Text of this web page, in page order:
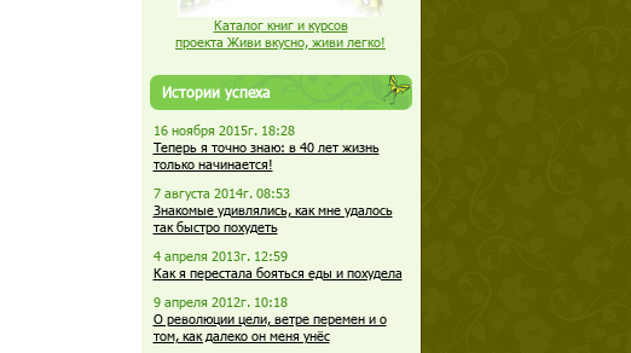
Каталог книг и курсов
проекта Живи вкусно, живи легко!
Истории успеха
16 ноября 2015г. 18:28
Теперь я точно знаю: в 40 лет жизнь
только начинается!
7 августа 2014г. 08:53
Знакомые удивлялись, как мне удалось
так быстро похудеть
4 апреля 2013г. 12:59
Как я перестала бояться еды и похудела
9 апреля 2012г. 10:18
О революции цели, ветре перемен и о
том, как далеко он меня унёс